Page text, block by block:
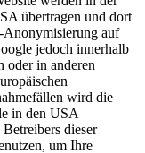
übertragen und dort
Anonymisierung auf
jedoch innerhalb
oder in anderen
wird die
in den USA
dieser
um Ihre